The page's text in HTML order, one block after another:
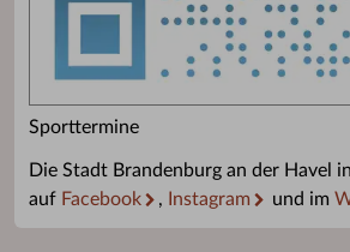
Sporttermine
Die Stadt Brandenburg an der Havel
auf Facebook , Instagram und im